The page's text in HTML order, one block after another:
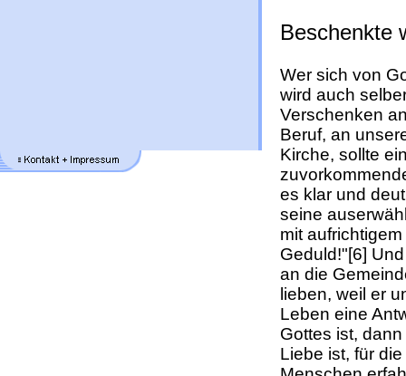
Beschenkte
Wer sich von
wird auch
Verschenken
Beruf, an
Kirche, sollte
es klar und
seine
mit
Geduld!"[6]
an die
lieben, weil er
Leben eine
Gottes ist,
Liebe ist, für